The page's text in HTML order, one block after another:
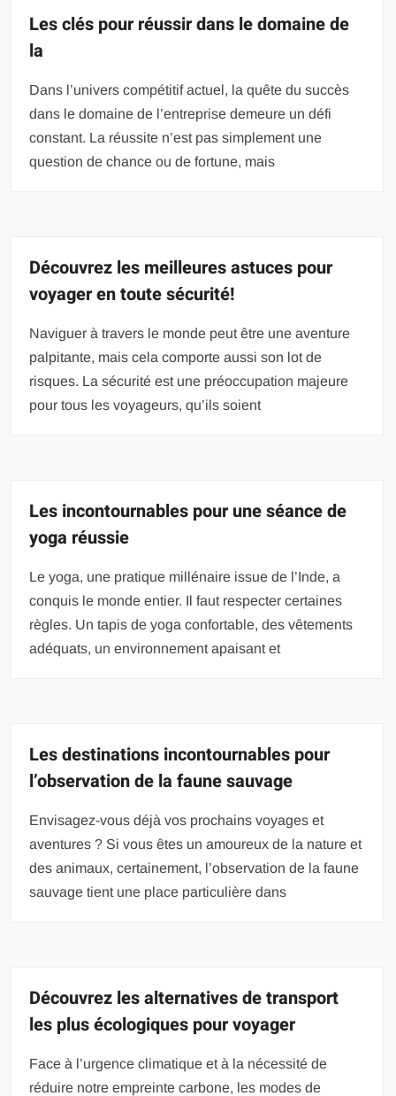
Les clés pour réussir dans le domaine de
la
Dans l’univers compétitif actuel, la quête du succès
dans le domaine de l’entreprise demeure un défi
constant. La réussite n’est pas simplement une
question de chance ou de fortune, mais
Découvrez les meilleures astuces pour
voyager en toute sécurité!
Naviguer à travers le monde peut être une aventure
palpitante, mais cela comporte aussi son lot de
risques. La sécurité est une préoccupation majeure
pour tous les voyageurs, qu’ils soient
Les incontournables pour une séance de
yoga réussie
Le yoga, une pratique millénaire issue de l’Inde, a
conquis le monde entier. Il faut respecter certaines
règles. Un tapis de yoga confortable, des vêtements
adéquats, un environnement apaisant et
Les destinations incontournables pour
l’observation de la faune sauvage
Envisagez-vous déjà vos prochains voyages et
aventures ? Si vous êtes un amoureux de la nature et
des animaux, certainement, l’observation de la faune
sauvage tient une place particulière dans
Découvrez les alternatives de transport
les plus écologiques pour voyager
Face à l’urgence climatique et à la nécessité de
réduire notre empreinte carbone, les modes de